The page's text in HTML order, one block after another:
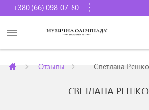
+380 (66) 098-07-80
Отзывы Светлана Решко
СВЕТЛАНА РЕШКО